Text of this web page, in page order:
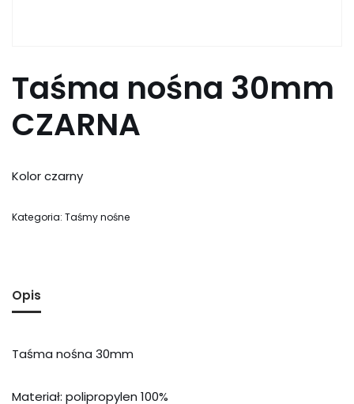
Taśma nośna 30mm
CZARNA
Kolor czarny
Kategoria: Taśmy nośne
Opis
Taśma nośna 30mm
Materiał: polipropylen 100%